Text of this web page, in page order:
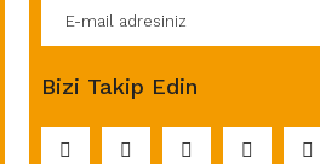
Bizi Takip Edin